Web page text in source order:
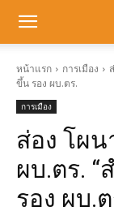
หน้าแรก การเมือง
ขึ้น รอง ผบ.ตร.
การเมือง
ส่อง โผ
ผบ.ตร.
รอง ผบ.